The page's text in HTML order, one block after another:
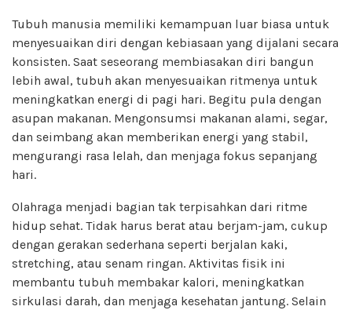
Tubuh manusia memiliki kemampuan luar biasa untuk
menyesuaikan diri dengan kebiasaan yang dijalani secara
konsisten. Saat seseorang membiasakan diri bangun
lebih awal, tubuh akan menyesuaikan ritmenya untuk
meningkatkan energi di pagi hari. Begitu pula dengan
asupan makanan. Mengonsumsi makanan alami, segar,
dan seimbang akan memberikan energi yang stabil,
mengurangi rasa lelah, dan menjaga fokus sepanjang
hari.
Olahraga menjadi bagian tak terpisahkan dari ritme
hidup sehat. Tidak harus berat atau berjam-jam, cukup
dengan gerakan sederhana seperti berjalan kaki,
stretching, atau senam ringan. Aktivitas fisik ini
membantu tubuh membakar kalori, meningkatkan
sirkulasi darah, dan menjaga kesehatan jantung. Selain